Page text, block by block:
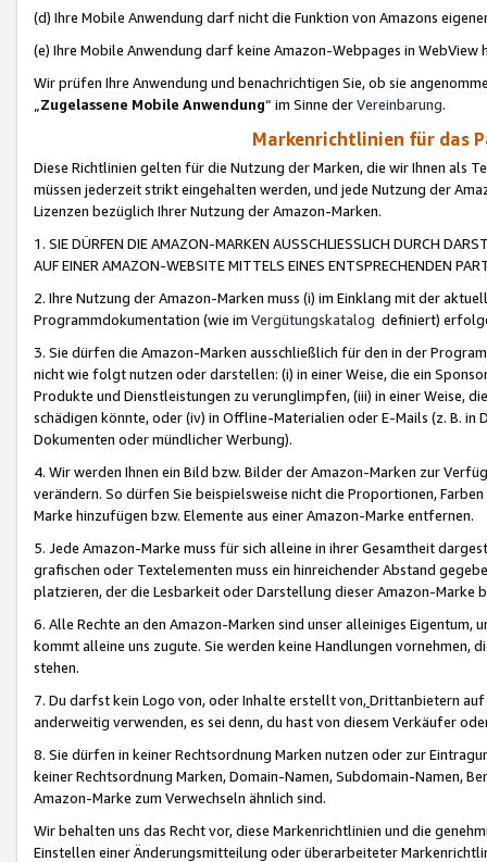
(d) Ihre Mobile Anwendung darf nicht die Funktion von Amazons
(e) Ihre Mobile Anwendung darf keine Amazon-Webpages in WebView
Wir prüfen Ihre Anwendung und benachrichtigen Sie, ob sie
„Zugelassene Mobile Anwendung“ im Sinne derVereinbarung.
Markenrichtlinien für das
Diese Richtlinien gelten für die Nutzung der Marken, die wir Ihnen als
müssen jederzeit strikt eingehalten werden, und jede Nutzung der
Lizenzen bezüglich Ihrer Nutzung der Amazon-Marken.
1. SIE DÜRFEN DIE AMAZON-MARKEN AUSSCHLIESSLICH DURCH
AUF EINER AMAZON-WEBSITE MITTELS EINES ENTSPRECHENDEN
2. Ihre Nutzung der Amazon-Marken muss (i) im Einklang mit der
Programmdokumentation (wie im Vergütungskatalog definiert)
3. Sie dürfen die Amazon-Marken ausschließlich für den in der
nicht wie folgt nutzen oder darstellen: (i) in einer Weise, die ein
Produkte und Dienstleistungen zu verunglimpfen, (iii) in einer Weise,
schädigen könnte, oder (iv) in Offline-Materialien oder E-Mails (z. B. in
Dokumenten oder mündlicher Werbung).
4. Wir werden Ihnen ein Bild bzw. Bilder der Amazon-Marken zur
verändern. So dürfen Sie beispielsweise nicht die Proportionen,
Marke hinzufügen bzw. Elemente aus einer Amazon-Marke entfernen.
5. Jede Amazon-Marke muss für sich alleine in ihrer Gesamtheit
grafischen oder Textelementen muss ein hinreichender Abstand
platzieren, der die Lesbarkeit oder Darstellung dieser Amazon-Marke
6. Alle Rechte an den Amazon-Marken sind unser alleiniges
kommt alleine uns zugute. Sie werden keine Handlungen vornehmen,
stehen.
7. Du darfst kein Logo von, oder Inhalte erstellt von,Drittanbietern auf
anderweitig verwenden, es sei denn, du hast von diesem Verkäufer
8. Sie dürfen in keiner Rechtsordnung Marken nutzen oder zur
keiner Rechtsordnung Marken, Domain-Namen, Subdomain-Namen,
Amazon-Marke zum Verwechseln ähnlich sind.
Wir behalten uns das Recht vor, diese Markenrichtlinien und die
Einstellen einer Änderungsmitteilung oder überarbeiteter